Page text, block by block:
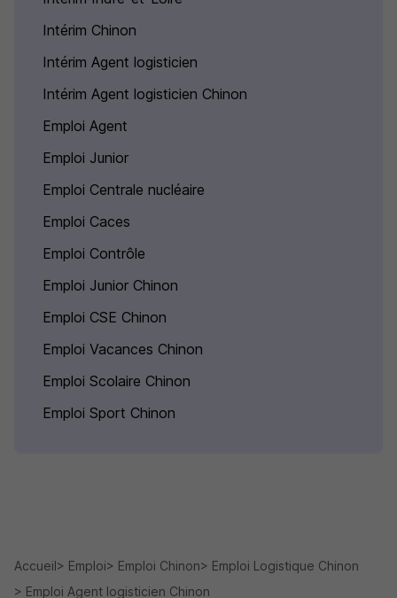
Intérim Chinon
Intérim Agent logisticien
Intérim Agent logisticien Chinon
Emploi Agent
Emploi Junior
Emploi Centrale nucléaire
Emploi Caces
Emploi Contrôle
Emploi Junior Chinon
Emploi CSE Chinon
Emploi Vacances Chinon
Emploi Scolaire Chinon
Emploi Sport Chinon
Accueil Emploi Emploi Chinon
Emploi Logistique Chinon
Emploi Agent logisticien Chinon